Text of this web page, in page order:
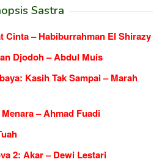
Sastra
Cinta – Habiburrahman El Shirazy
Djodoh – Abdul Muis
Kasih Tak Sampai – Marah
– Ahmad Fuadi
2: Akar – Dewi Lestari